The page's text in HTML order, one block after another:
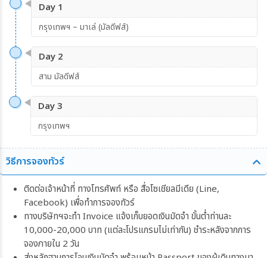
Day 1
กรุงเทพฯ – มาเล่ (มัลดีฟส์)
Day 2
สาม มัลดีฟส์
Day 3
กรุงเทพฯ
วิธีการจองทัวร์
ติดต่อเจ้าหน้าที่ ทางโทรศัพท์ หรือ สื่อโซเชียลมีเดีย (Line,
Facebook) เพื่อทำการจองทัวร์
ทางบริษัทฯจะทำ Invoice แจ้งเก็บยอดเงินมัดจำ ขั้นต่ำท่านละ
10,000-20,000 บาท (แต่ละโปรแกรมไม่เท่ากัน) ชำระหลังจากการ
จองภายใน 2 วัน